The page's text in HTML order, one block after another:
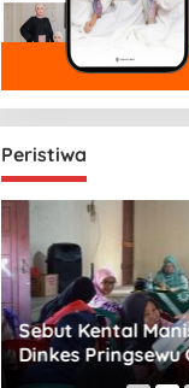
Peristiwa
Sebut Kental
Dinkes Pringsewu
Aisyiyah Desak